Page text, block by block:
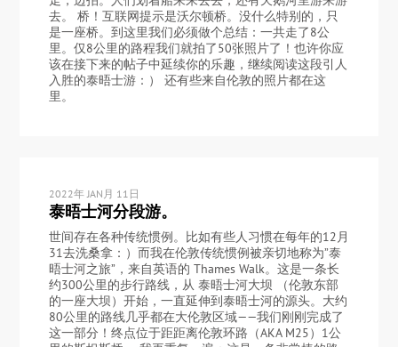
去。 桥！互联网提示是沃尔顿桥。没什么特别的，只
是一座桥。到这里我们必须做个总结：一共走了8公
里。仅8公里的路程我们就拍了50张照片了！也许你应
该在接下来的帖子中延续你的乐趣，继续阅读这段引人
入胜的泰晤士游：） 还有些来自伦敦的照片都在这
里。
2022年 JAN月 11日
泰晤士河分段游。
世间存在各种传统惯例。比如有些人习惯在每年的12月
31去洗桑拿：）而我在伦敦传统惯例被亲切地称为”泰
晤士河之旅”，来自英语的 Thames Walk。这是一条长
约300公里的步行路线，从 泰晤士河大坝 （伦敦东部
的一座大坝）开始，一直延伸到泰晤士河的源头。大约
80公里的路线几乎都在大伦敦区域——我们刚刚完成了
这一部分！终点位于距距离伦敦环路（AKA M25）1公